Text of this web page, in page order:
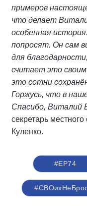
примеров
что делает
особенная
попросят. Он сам
для
считает это своим
это сотни
Горжусь, что в
Спасибо, Виталий
секретарь
Куленко.
#ЕР74